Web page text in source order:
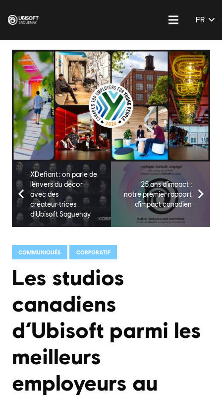
FR
XDefiant : on parle de
l’envers du décor
avec des
créateur·trices
d’Ubisoft Saguenay
25 ans d’impact :
notre premier rapport
d’impact canadien
COMMUNIQUÉS CORPORATIF
Les studios
canadiens
d’Ubisoft parmi les
meilleurs
employeurs au